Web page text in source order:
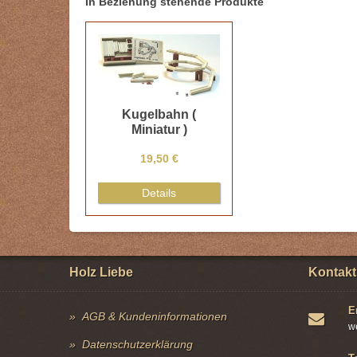
Kugelbahn (
Miniatur )
19,50 €
Details
Holz Liebe
AGB & Kundeninformationen
Datenschutzerklärung
Kontakt